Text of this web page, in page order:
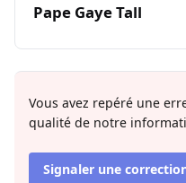
Pape Gaye Tall
Vous avez repéré une
qualité de notre
Signaler une